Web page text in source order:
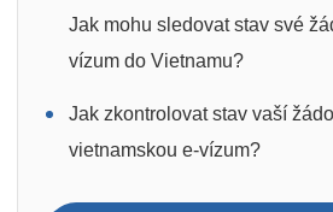
Jak mohu sledovat stav své
vízum do Vietnamu?
Jak zkontrolovat stav vaší
vietnamskou e-vízum?